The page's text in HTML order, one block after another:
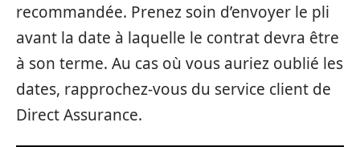
recommandée. Prenez soin d’envoyer le pli
avant la date à laquelle le contrat devra être
à son terme. Au cas où vous auriez oublié les
dates, rapprochez-vous du service client de
Direct Assurance.